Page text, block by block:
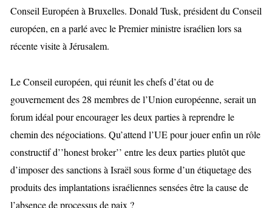
Conseil Européen à Bruxelles. Donald Tusk, président du Conseil
européen, en a parlé avec le Premier ministre israélien lors sa
récente visite à Jérusalem.
Le Conseil européen, qui réunit les chefs d’état ou de
gouvernement des 28 membres de l’Union européenne, serait un
forum idéal pour encourager les deux parties à reprendre le
chemin des négociations. Qu’attend l’UE pour jouer enfin un rôle
constructif d’’honest broker’’ entre les deux parties plutôt que
d’imposer des sanctions à Israël sous forme d’un étiquetage des
produits des implantations israéliennes sensées être la cause de
l’absence de processus de paix ?